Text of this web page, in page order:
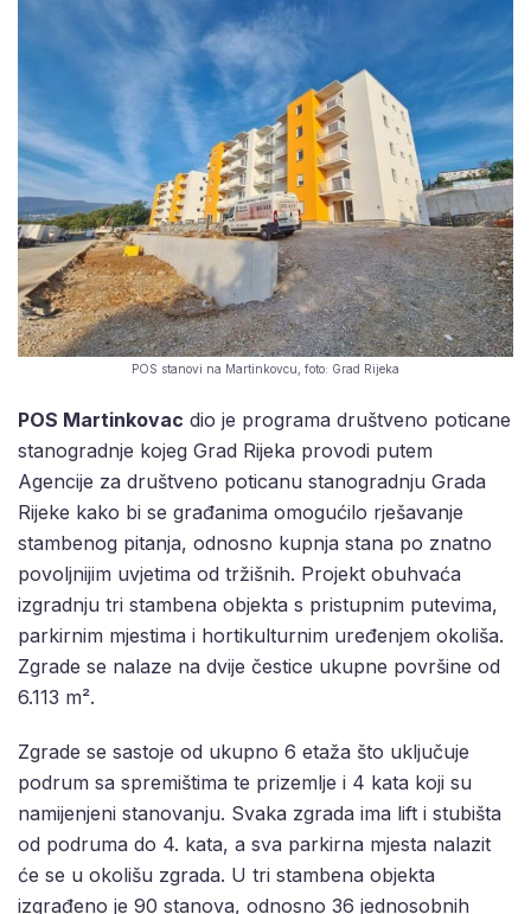
POS stanovi na Martinkovcu, foto: Grad Rijeka
POS Martinkovac dio je programa društveno poticane
stanogradnje kojeg Grad Rijeka provodi putem
Agencije za društveno poticanu stanogradnju Grada
Rijeke kako bi se građanima omogućilo rješavanje
stambenog pitanja, odnosno kupnja stana po znatno
povoljnijim uvjetima od tržišnih. Projekt obuhvaća
izgradnju tri stambena objekta s pristupnim putevima,
parkirnim mjestima i hortikulturnim uređenjem okoliša.
Zgrade se nalaze na dvije čestice ukupne površine od
6.113 m².
Zgrade se sastoje od ukupno 6 etaža što uključuje
podrum sa spremištima te prizemlje i 4 kata koji su
namijenjeni stanovanju. Svaka zgrada ima lift i stubišta
od podruma do 4. kata, a sva parkirna mjesta nalazit
će se u okolišu zgrada. U tri stambena objekta
izgrađeno je 90 stanova, odnosno 36 jednosobnih